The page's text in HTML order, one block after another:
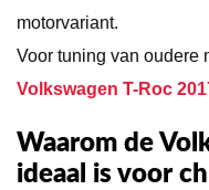
motorvariant.
Voor tuning van oudere
Volkswagen T-Roc
Waarom de
ideaal is voor